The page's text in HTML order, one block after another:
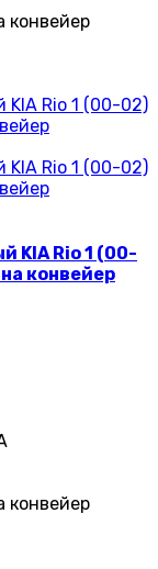
конвейер
KIA Rio 1 (00-
конвейер
конвейер